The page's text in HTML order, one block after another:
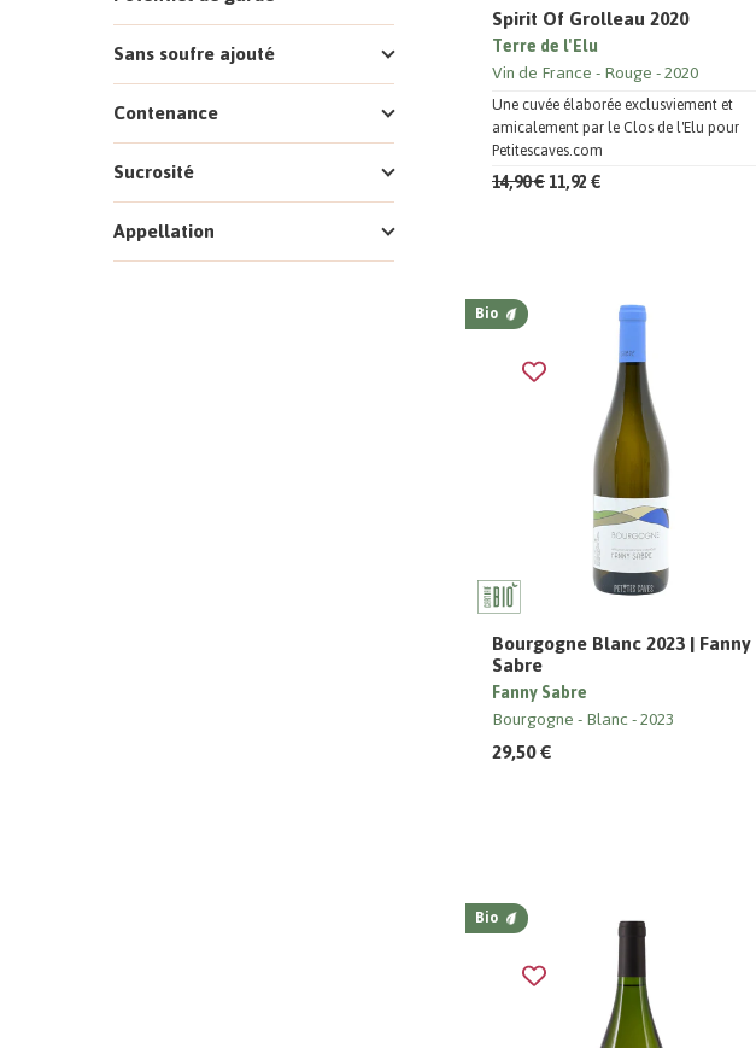
Sans soufre ajouté
Contenance
Sucrosité
Appellation
Spirit Of Grolleau 2020
Une cuvée élaborée exclusviement et
amicalement par le Clos de l'Elu pour
Petitescaves.com
Terre de l'Elu
Vin de France Rouge 2020
14,90 €11,92 €
Bio
Bourgogne Blanc 2023 | Fanny
Sabre
Fanny Sabre
Bourgogne Blanc 2023
29,50 €
Bio